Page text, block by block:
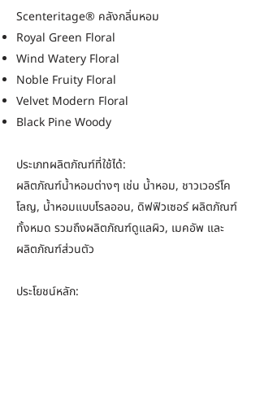
Scenteritage® คลังกลิ่นหอม
Royal Green Floral
Wind Watery Floral
Noble Fruity Floral
Velvet Modern Floral
Black Pine Woody
ประเภทผลิตภัณฑ์ที่ใช้ได้:
ผลิตภัณฑ์น้ำหอมต่างๆ เช่น น้ำหอม, ชาวเวอร์โค
โลญ, น้ำหอมแบบโรลออน, ดิฟฟิวเซอร์ ผลิตภัณฑ์
ทั้งหมด รวมถึงผลิตภัณฑ์ดูแลผิว, เมคอัพ และ
ผลิตภัณฑ์ส่วนตัว
ประโยชน์หลัก: